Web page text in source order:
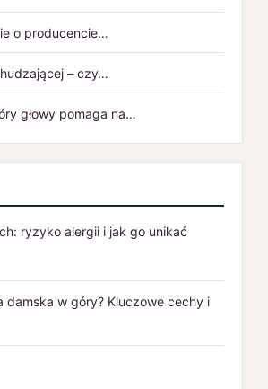
o producencie…
– czy…
głowy pomaga na…
ryzyko alergii i jak go unikać
damska w góry? Kluczowe cechy i